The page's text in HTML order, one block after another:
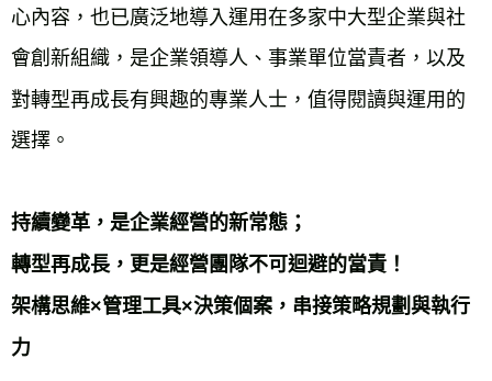
心內容，也已廣泛地導入運用在多家中大型企業與社
會創新組織，是企業領導人、事業單位當責者，以及
對轉型再成長有興趣的專業人士，值得閱讀與運用的
選擇。
持續變革，是企業經營的新常態；
轉型再成長，更是經營團隊不可迴避的當責！
架構思維×管理工具×決策個案，串接策略規劃與執行
力